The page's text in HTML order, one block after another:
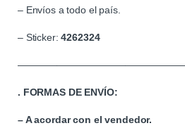
– Envíos a todo el país.
– Sticker:4262324
. FORMAS DE ENVÍO:
– A acordar con el vendedor.